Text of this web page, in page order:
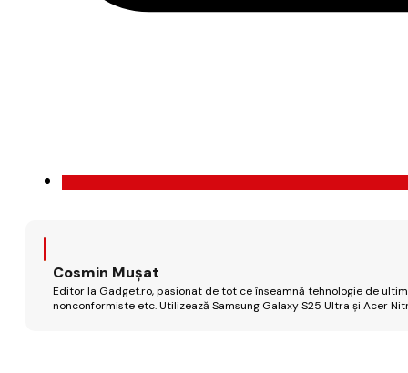
Cosmin Mușat
Editor la Gadget.ro, pasionat de tot ce înseamnă tehnologie de
nonconformiste etc. Utilizează Samsung Galaxy S25 Ultra și Acer